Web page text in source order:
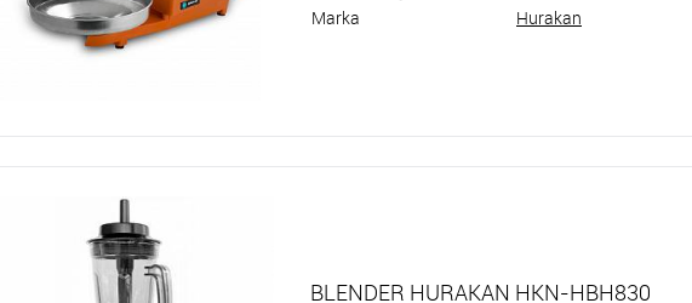
Marka
Hurakan
BLENDER HURAKAN HKN-HBH830